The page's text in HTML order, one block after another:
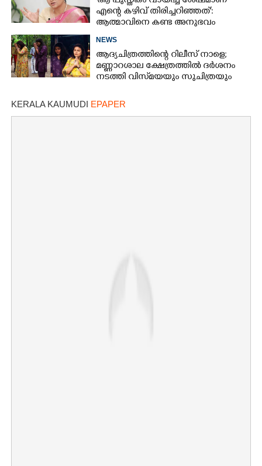
എന്റെ കഴിവ് തിരിച്ചറിഞ്ഞത്':
ആത്മാവിനെ കണ്ട അനുഭവം
NEWS
ആദ്യചിത്രത്തിന്റെ റിലീസ് നാളെ;
മണ്ണാറശാല ക്ഷേത്രത്തിൽ ദർശനം
നടത്തി വിസ്‌മയയും സുചിത്രയും
KERALA KAUMUDI EPAPER